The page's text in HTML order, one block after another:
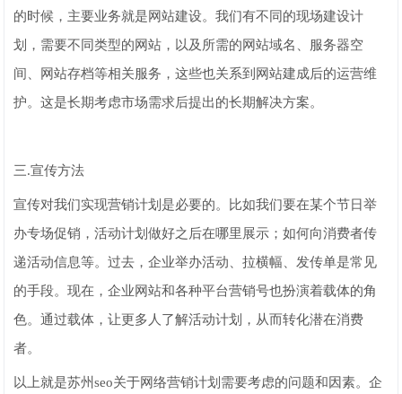
的时候，主要业务就是网站建设。我们有不同的现场建设计
划，需要不同类型的网站，以及所需的网站域名、服务器空
间、网站存档等相关服务，这些也关系到网站建成后的运营维
护。这是长期考虑市场需求后提出的长期解决方案。
三.宣传方法
宣传对我们实现营销计划是必要的。比如我们要在某个节日举
办专场促销，活动计划做好之后在哪里展示；如何向消费者传
递活动信息等。过去，企业举办活动、拉横幅、发传单是常见
的手段。现在，企业网站和各种平台营销号也扮演着载体的角
色。通过载体，让更多人了解活动计划，从而转化潜在消费
者。
以上就是苏州seo关于网络营销计划需要考虑的问题和因素。企